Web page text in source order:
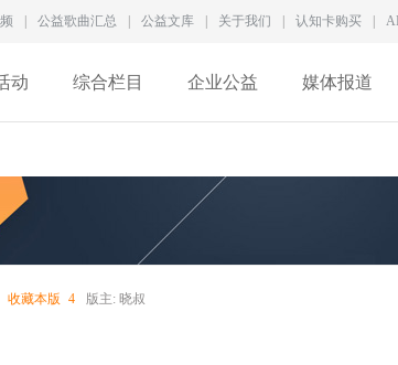
公益歌曲汇总 公益文库 关于我们 认知卡购买
动 综合栏目 企业公益 媒体报道
收藏本版 4 版主: 晓叔